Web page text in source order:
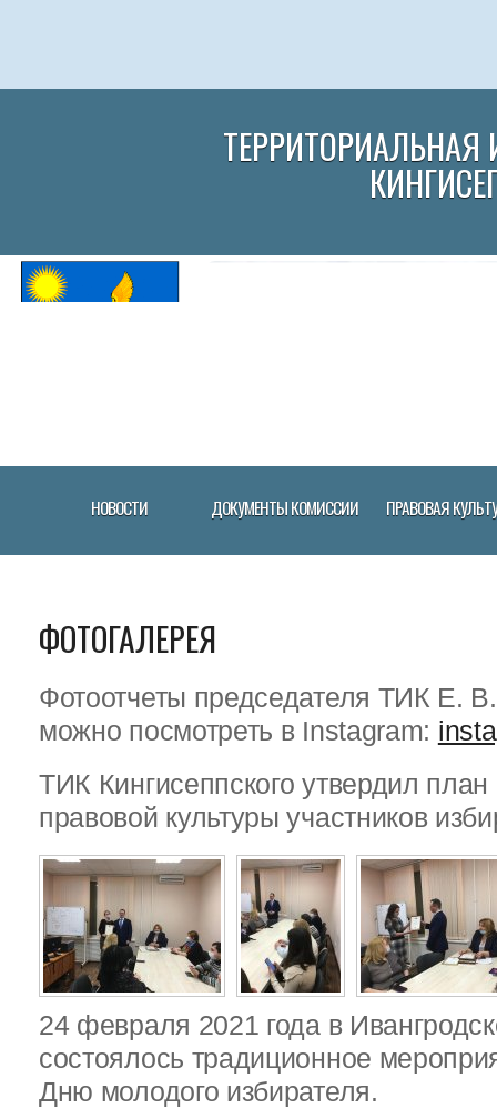
НОВОСТИ ДОКУМЕНТЫ КОМИССИИ ПРАВОВАЯ
ФОТОГАЛЕРЕЯ
Фотоотчеты председателя ТИК Е.
можно посмотреть в Instagram:
ТИК Кингисеппского утвердил
правовой культуры участников
24 февраля 2021 года в
состоялось традиционное
Дню молодого избирателя.